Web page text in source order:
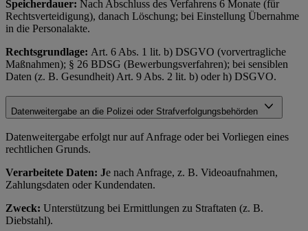
Speicherdauer: Nach Abschluss des Verfahrens 6 Monate (für
Rechtsverteidigung), danach Löschung; bei Einstellung Übernahme
in die Personalakte.
Rechtsgrundlage: Art. 6 Abs. 1 lit. b) DSGVO (vorvertragliche
Maßnahmen); § 26 BDSG (Bewerbungsverfahren); bei sensiblen
Daten (z. B. Gesundheit) Art. 9 Abs. 2 lit. b) oder h) DSGVO.
Datenweitergabe an die Polizei oder Strafverfolgungsbehörden
Datenweitergabe erfolgt nur auf Anfrage oder bei Vorliegen eines
rechtlichen Grunds.
Verarbeitete Daten: Je nach Anfrage, z. B. Videoaufnahmen,
Zahlungsdaten oder Kundendaten.
Zweck: Unterstützung bei Ermittlungen zu Straftaten (z. B.
Diebstahl).